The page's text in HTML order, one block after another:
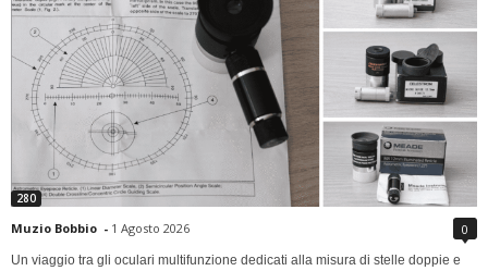
280
Muzio Bobbio - 1 Agosto 2026 0
Un viaggio tra gli oculari multifunzione dedicati alla misura di stelle doppie e